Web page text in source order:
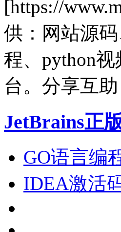
[https://
供：网站源
程、python
台。分享互
JetBrains正
GO语言编
IDEA激活